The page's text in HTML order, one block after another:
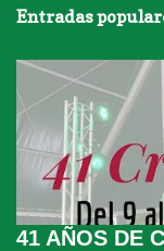
Entradas
41 AÑOS DE